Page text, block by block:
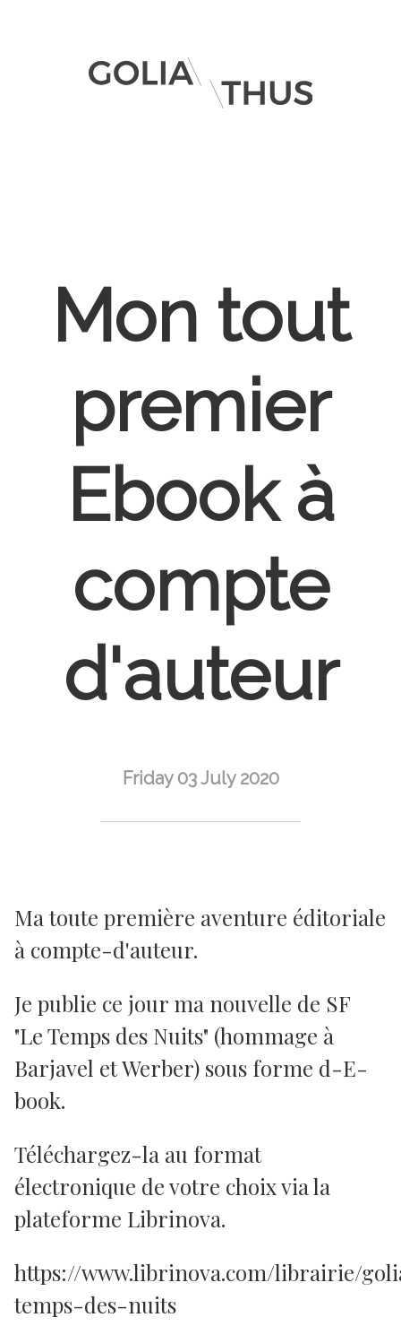
Mon tout
premier
Ebook à
compte
d'auteur
Friday 03 July 2020
Ma toute première aventure éditoriale
à compte-d'auteur.
Je publie ce jour ma nouvelle de SF
"Le Temps des Nuits" (hommage à
Barjavel et Werber) sous forme d-E-
book.
Téléchargez-la au format
électronique de votre choix via la
plateforme Librinova.
https://www.librinova.com/librairie/
temps-des-nuits